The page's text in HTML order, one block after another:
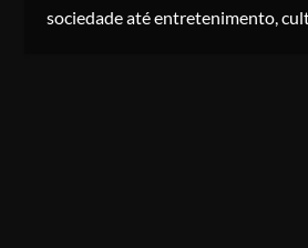
sociedade até entretenimento,